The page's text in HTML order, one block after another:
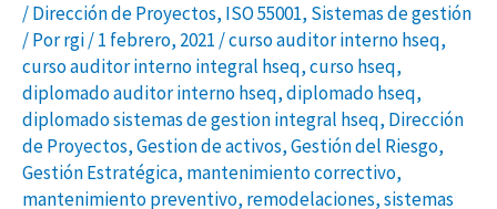
/Dirección de Proyectos, ISO 55001, Sistemas de gestión
/ Porrgi/1 febrero, 2021 /curso auditor interno hseq,
curso auditor interno integral hseq,curso hseq,
diplomado auditor interno hseq,diplomado hseq,
diplomado sistemas de gestion integral hseq, Dirección
de Proyectos,Gestion de activos,Gestión del Riesgo,
Gestión Estratégica, mantenimiento correctivo,
mantenimiento preventivo, remodelaciones,sistemas